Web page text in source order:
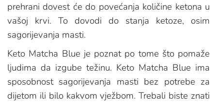
prehrani dovest će do povećanja količine ketona u
vašoj krvi. To dovodi do stanja ketoze, osim
sagorijevanja masti.
Keto Matcha Blue je poznat po tome što pomaže
ljudima da izgube težinu. Keto Matcha Blue ima
sposobnost sagorijevanja masti bez potrebe za
dijetom ili bilo kakvom vježbom. Trebali biste znati